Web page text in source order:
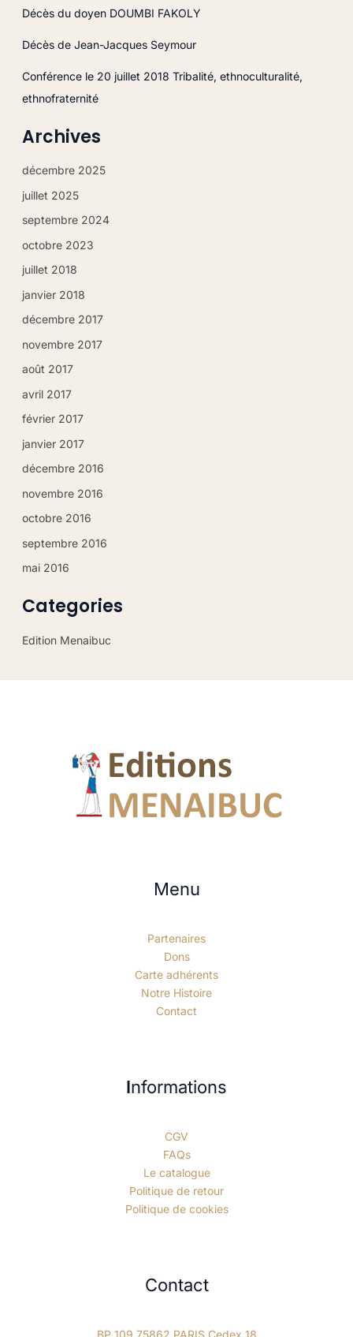
actuellement en cours d'évolution pour
vous offrir une meilleure expérience.
vous étiez un(e) ancien(ne) abonné(e)
afin de mettre à jour votre profil client.
c
e
r
Décès du doyen DOUMBI FAKOLY
Décès de Jean-Jacques Seymour
Conférence le 20 juillet 2018 Tribalité, ethnoculturalité,
ethnofraternité
Archives
décembre 2025
juillet 2025
septembre 2024
octobre 2023
juillet 2018
janvier 2018
décembre 2017
novembre 2017
août 2017
avril 2017
février 2017
janvier 2017
décembre 2016
novembre 2016
octobre 2016
septembre 2016
mai 2016
Categories
Edition Menaibuc
Menu
Partenaires
Dons
Carte adhérents
Notre Histoire
Contact
Informations
CGV
FAQs
Le catalogue
Politique de retour
Politique de cookies
Contact